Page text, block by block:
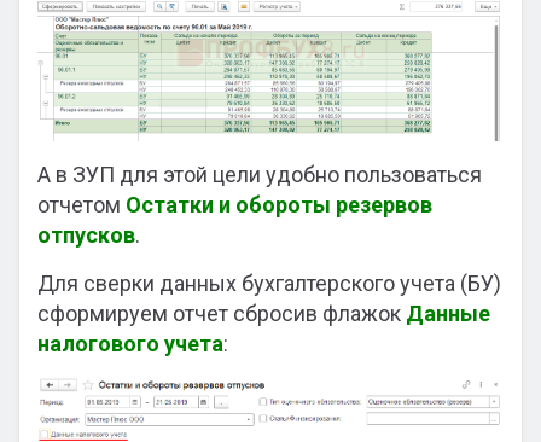
А в ЗУП для этой цели удобно пользоваться
отчетом Остатки и обороты резервов
отпусков.
Для сверки данных бухгалтерского учета (БУ)
сформируем отчет сбросив флажок Данные
налогового учета: